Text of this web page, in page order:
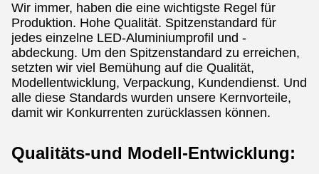
Wir immer, haben die eine wichtigste Regel für
Produktion. Hohe Qualität. Spitzenstandard für
jedes einzelne LED-Aluminiumprofil und -
abdeckung. Um den Spitzenstandard zu erreichen,
setzten wir viel Bemühung auf die Qualität,
Modellentwicklung, Verpackung, Kundendienst. Und
alle diese Standards wurden unsere Kernvorteile,
damit wir Konkurrenten zurücklassen können.
Qualitäts-und Modell-Entwicklung: